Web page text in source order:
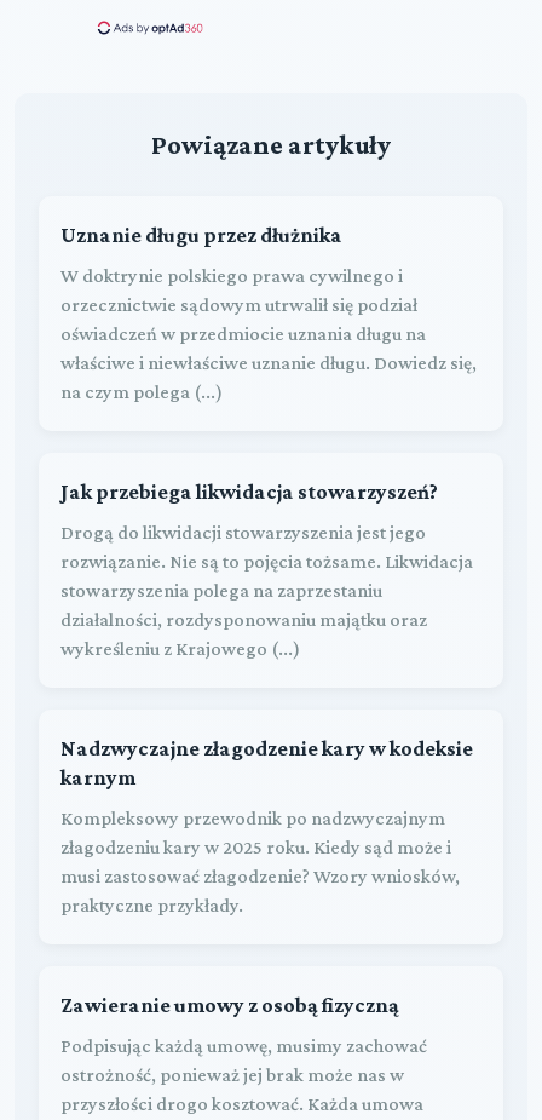
Powiązane artykuły
Uznanie długu przez dłużnika
W doktrynie polskiego prawa cywilnego i
orzecznictwie sądowym utrwalił się podział
oświadczeń w przedmiocie uznania długu na
właściwe i niewłaściwe uznanie długu. Dowiedz się,
na czym polega (...)
Jak przebiega likwidacja stowarzyszeń?
Drogą do likwidacji stowarzyszenia jest jego
rozwiązanie. Nie są to pojęcia tożsame. Likwidacja
stowarzyszenia polega na zaprzestaniu
działalności, rozdysponowaniu majątku oraz
wykreśleniu z Krajowego (...)
Nadzwyczajne złagodzenie kary w kodeksie
karnym
Kompleksowy przewodnik po nadzwyczajnym
złagodzeniu kary w 2025 roku. Kiedy sąd może i
musi zastosować złagodzenie? Wzory wniosków,
praktyczne przykłady.
Zawieranie umowy z osobą fizyczną
Podpisując każdą umowę, musimy zachować
ostrożność, ponieważ jej brak może nas w
przyszłości drogo kosztować. Każda umowa